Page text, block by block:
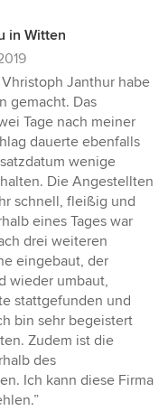
in Witten
Janthur habe
gemacht. Das
Tage nach meiner
dauerte ebenfalls
wenige
Die Angestellten
schnell, fleißig und
eines Tages war
drei weiteren
eingebaut, der
wieder umbaut,
stattgefunden und
bin sehr begeistert
Zudem ist die
des
Ich kann diese Firma